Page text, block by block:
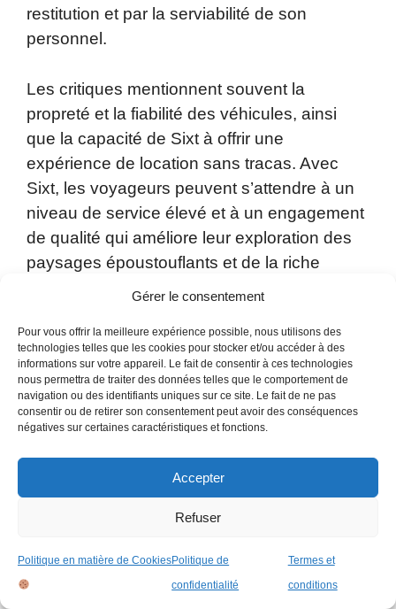
Gérer le consentement
Pour vous offrir la meilleure expérience possible, nous utilisons des
technologies telles que les cookies pour stocker et/ou accéder à des
informations sur votre appareil. Le fait de consentir à ces technologies
nous permettra de traiter des données telles que le comportement de
navigation ou des identifiants uniques sur ce site. Le fait de ne pas
consentir ou de retirer son consentement peut avoir des conséquences
négatives sur certaines caractéristiques et fonctions.
Accepter
Refuser
Politique en matière de CookiesPolitique de
confidentialité
Termes et
conditions
restitution et par la serviabilité de son
personnel.
Les critiques mentionnent souvent la
propreté et la fiabilité des véhicules, ainsi
que la capacité de Sixt à offrir une
expérience de location sans tracas. Avec
Sixt, les voyageurs peuvent s’attendre à un
niveau de service élevé et à un engagement
de qualité qui améliore leur exploration des
paysages époustouflants et de la riche
culture du Costa Rica.
Visite Sixt.com
8 – Mapache Rent a Car
(8.8/10)